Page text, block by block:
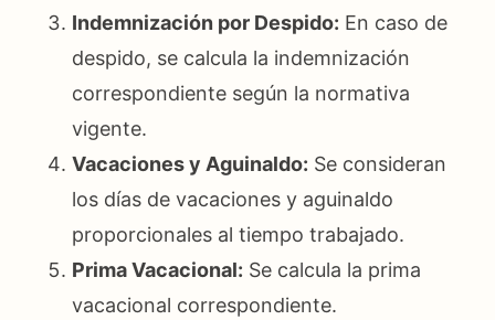
Indemnización por Despido: En caso de
despido, se calcula la indemnización
correspondiente según la normativa
vigente.
Vacaciones y Aguinaldo: Se consideran
los días de vacaciones y aguinaldo
proporcionales al tiempo trabajado.
Prima Vacacional: Se calcula la prima
vacacional correspondiente.